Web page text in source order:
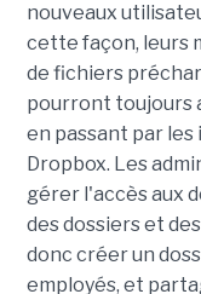
nouveaux
cette façon, leurs
de fichiers
pourront toujours
en passant par
Dropbox. Les
gérer l'accès aux
des dossiers et
donc créer un
employés, et